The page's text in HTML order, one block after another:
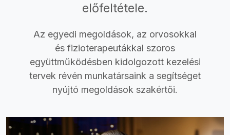
előfeltétele.
Az egyedi megoldások, az orvosokkal
és fizioterapeutákkal szoros
együttműködésben kidolgozott kezelési
tervek révén munkatársaink a segítséget
nyújtó megoldások szakértői.